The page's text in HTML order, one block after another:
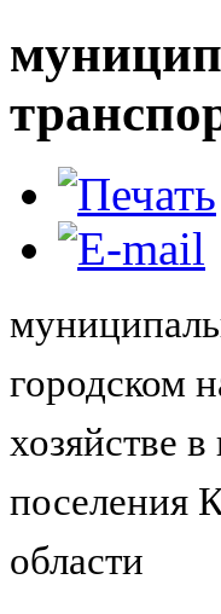
городском
хозяйстве
поселения
области